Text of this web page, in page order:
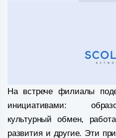
На встрече филиалы
инициативами:
культурный обмен,
развития и другие. Эти